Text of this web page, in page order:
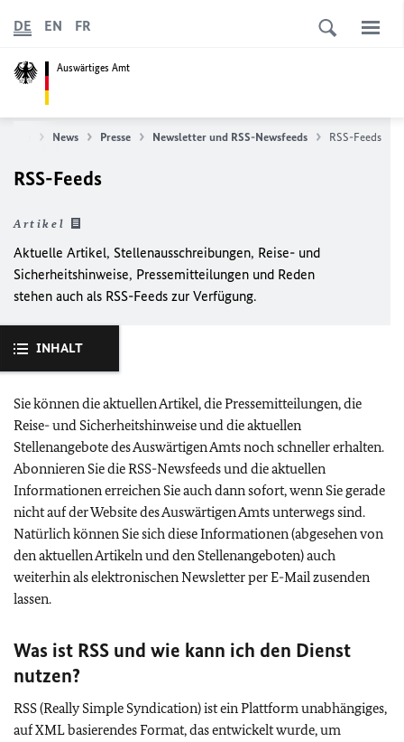
Auswärtiges Amt
DE EN FR
News Presse Newsletter und RSS-Newsfeeds RSS-Feeds
RSS-Feeds
Artikel
Aktuelle Artikel, Stellenausschreibungen, Reise- und
Sicherheitshinweise, Pressemitteilungen und Reden
stehen auch als RSS-Feeds zur Verfügung.
INHALT
Sie können die aktuellen Artikel, die Pressemitteilungen, die
Reise- und Sicherheitshinweise und die aktuellen
Stellenangebote des Auswärtigen Amts noch schneller erhalten.
Abonnieren Sie die RSS-Newsfeeds und die aktuellen
Informationen erreichen Sie auch dann sofort, wenn Sie gerade
nicht auf der Website des Auswärtigen Amts unterwegs sind.
Natürlich können Sie sich diese Informationen (abgesehen von
den aktuellen Artikeln und den Stellenangeboten) auch
weiterhin als elektronischen Newsletter per E-Mail zusenden
lassen.
Was ist RSS und wie kann ich den Dienst
nutzen?
RSS (Really Simple Syndication) ist ein Plattform unabhängiges,
auf XML basierendes Format, das entwickelt wurde, um